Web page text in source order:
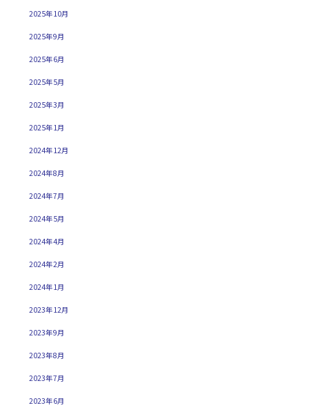
2025年10月
2025年9月
2025年6月
2025年5月
2025年3月
2025年1月
2024年12月
2024年8月
2024年7月
2024年5月
2024年4月
2024年2月
2024年1月
2023年12月
2023年9月
2023年8月
2023年7月
2023年6月